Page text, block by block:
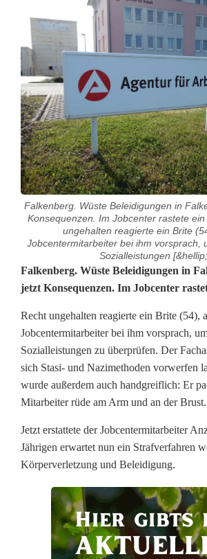
Falkenberg. Wüste Beleidigungen in
Konsequenzen. Im Jobcenter rastete
ungehalten reagierte ein Brite
Jobcentermitarbeiter bei ihm vorsprach,
Sozialleistungen
J
b
c
e
n
t
e
Falkenberg. Wüste Beleidigungen in
jetzt Konsequenzen. Im Jobcenter
Recht ungehalten reagierte ein Brite (54),
Jobcentermitarbeiter bei ihm vorsprach,
Sozialleistungen zu überprüfen. Der
sich Stasi- und Nazimethoden vorwerfen
wurde außerdem auch handgreiflich: Er
Mitarbeiter rüde am Arm und an der Brust.
Jetzt erstattete der Jobcentermitarbeiter
Jährigen erwartet nun ein Strafverfahren
Körperverletzung und Beleidigung.